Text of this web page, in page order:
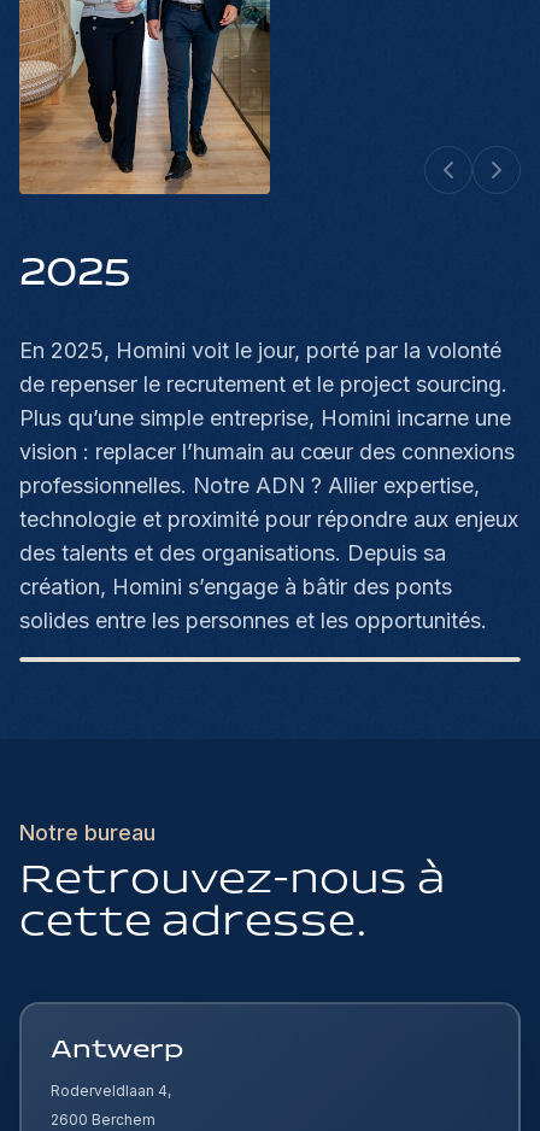
2025
En 2025, Homini voit le jour, porté par la volonté
de repenser le recrutement et le project sourcing.
Plus qu’une simple entreprise, Homini incarne une
vision : replacer l’humain au cœur des connexions
professionnelles. Notre ADN ? Allier expertise,
technologie et proximité pour répondre aux enjeux
des talents et des organisations. Depuis sa
création, Homini s’engage à bâtir des ponts
solides entre les personnes et les opportunités.
Notre bureau
Retrouvez-nous à
cette adresse.
Antwerp
Roderveldlaan 4,
2600 Berchem